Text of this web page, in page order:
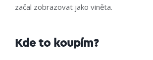
začal zobrazovat jako viněta.
Kde to koupím?